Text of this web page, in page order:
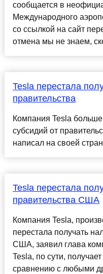
сообщается в
Международного
со ссылкой на сайт
отмена мы не знаем,
Tesla перестала
правительства
Компания Tesla
субсидий от
написал на своей
Tesla перестала
правительства США
Компания Tesla,
перестала получать
США, заявил глава
Tesla, по сути,
сравнению с любыми